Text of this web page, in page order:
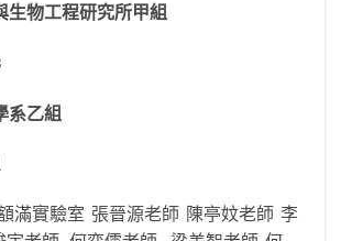
生物工程研究所甲組
系乙組
滿實驗室 張晉源老師 陳亭妏老師 李